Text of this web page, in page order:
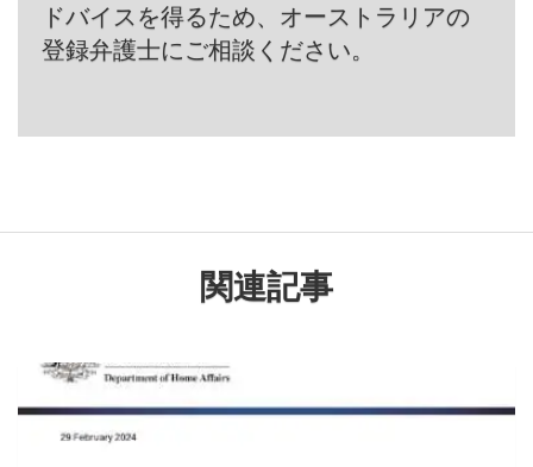
ドバイスを得るため、オーストラリアの
登録弁護士にご相談ください。
関連記事